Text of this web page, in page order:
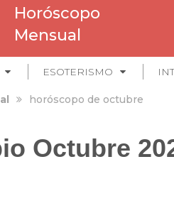
Horóscopo
Mensual
ESOTERISMO
horóscopo de octubre
Octubre